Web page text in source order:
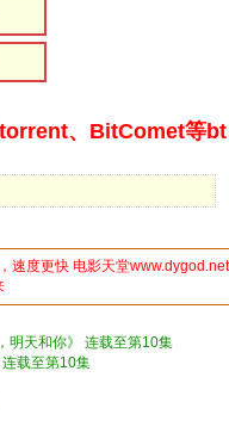
、BitComet等bt
速度更快 电影天堂www.dygod.net
明天和你》 连载至第10集
载至第10集